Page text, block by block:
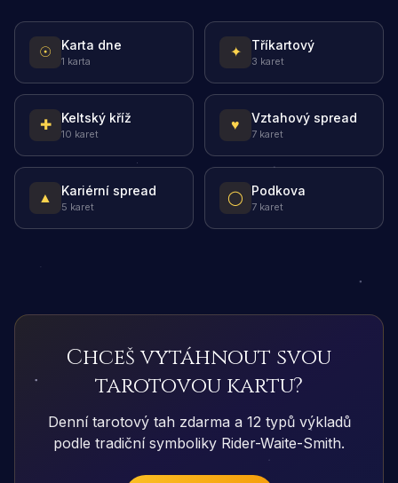
☉ Karta dne
1 karta ✦ Tříkartový
3 karet
✚ Keltský kříž
10 karet ♥ Vztahový spread
7 karet
▲ Kariérní spread
5 karet ◯ Podkova
7 karet
Chceš vytáhnout svou
tarotovou kartu?
Denní tarotový tah zdarma a 12 typů výkladů
podle tradiční symboliky Rider-Waite-Smith.